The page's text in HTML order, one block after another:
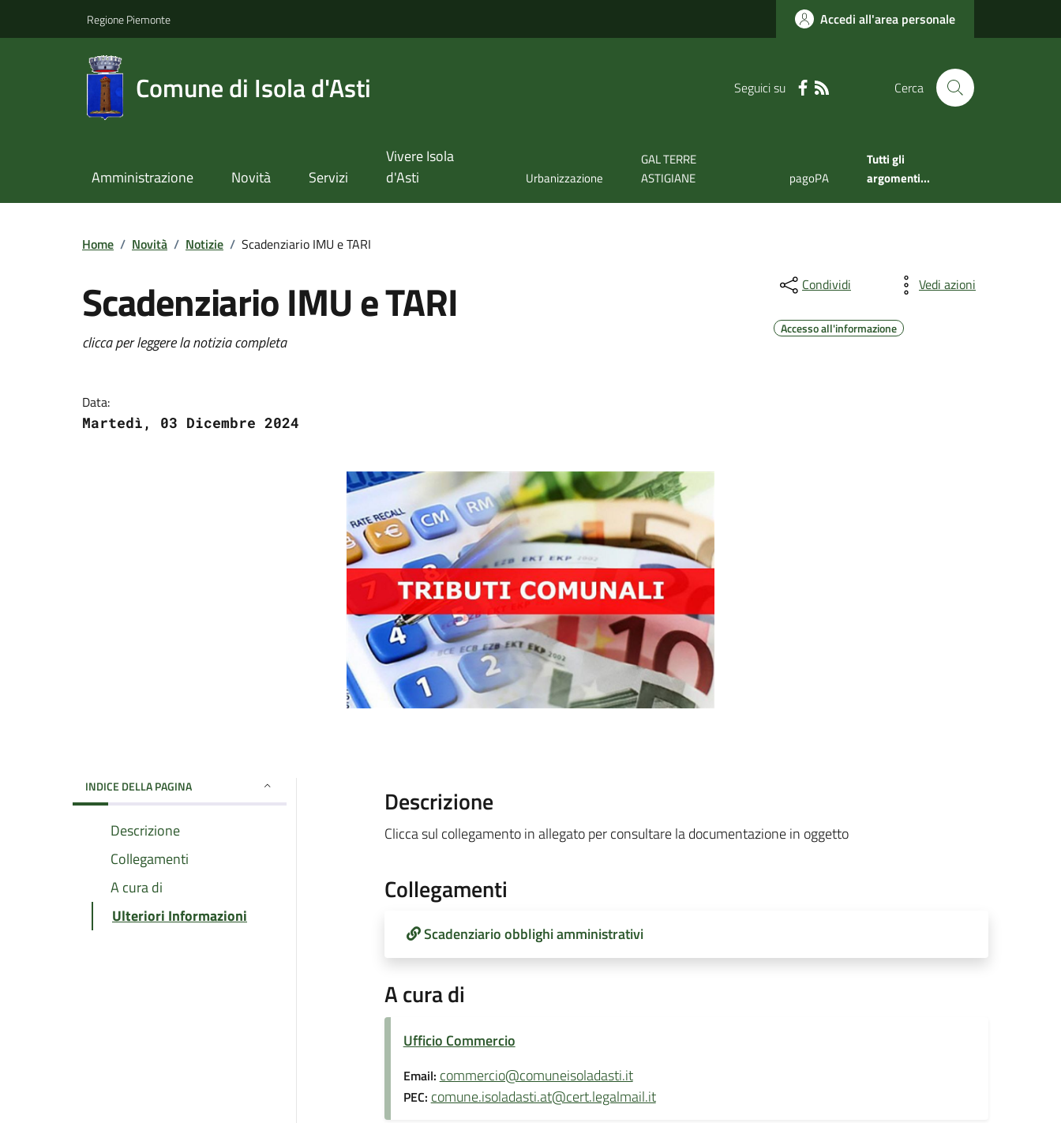
Regione Piemonte Accedi all'area personale
Comune di Isola d'Asti Seguici su Cerca
Amministrazione Novità Servizi
Vivere Isola
d'Asti
Urbanizzazione
GAL TERRE
ASTIGIANE
pagoPA
Tutti gli
argomenti...
Home / Novità / Notizie / Scadenziario IMU e TARI
Scadenziario IMU e TARI
clicca per leggere la notizia completa
Data:
Martedì, 03 Dicembre 2024
Condividi Vedi azioni
Accesso all'informazione
INDICE DELLA PAGINA
Descrizione
Collegamenti
A cura di
Ulteriori Informazioni
Descrizione
Clicca sul collegamento in allegato per consultare la documentazione in oggetto
Collegamenti
Scadenziario obblighi amministrativi
A cura di
Ufficio Commercio
Email: commercio@comuneisoladasti.it
PEC: comune.isoladasti.at@cert.legalmail.it